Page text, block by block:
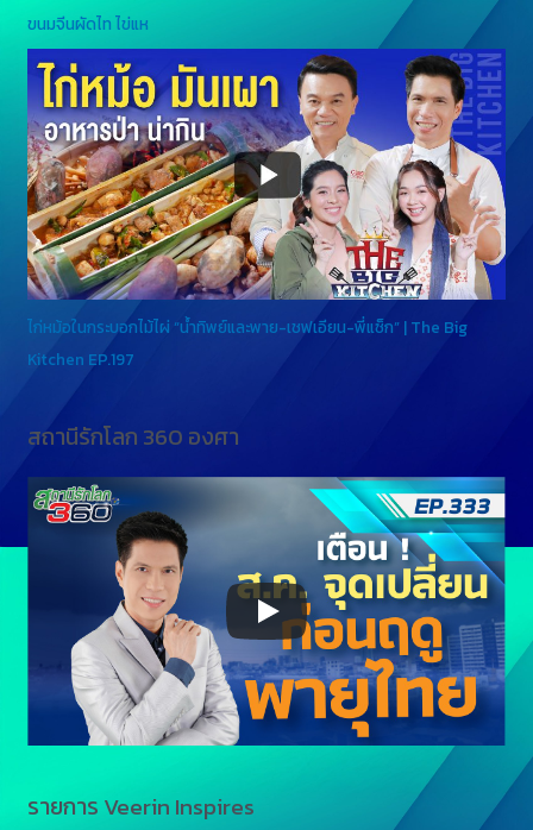
ขนมจีนผัดไท ไข่แห
ไก่หม้อในกระบอกไม้ไผ่ “น้ำทิพย์และพาย-เชฟเอียน-พี่แซ็ก” | The Big
Kitchen EP.197
สถานีรักโลก 360 องศา
รายการ Veerin Inspires